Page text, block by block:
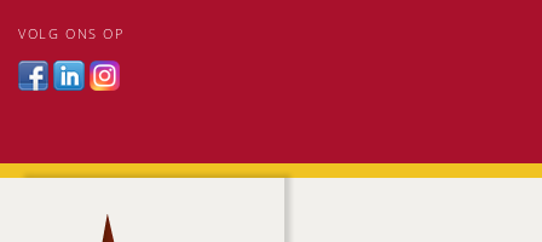
VOLG ONS OP